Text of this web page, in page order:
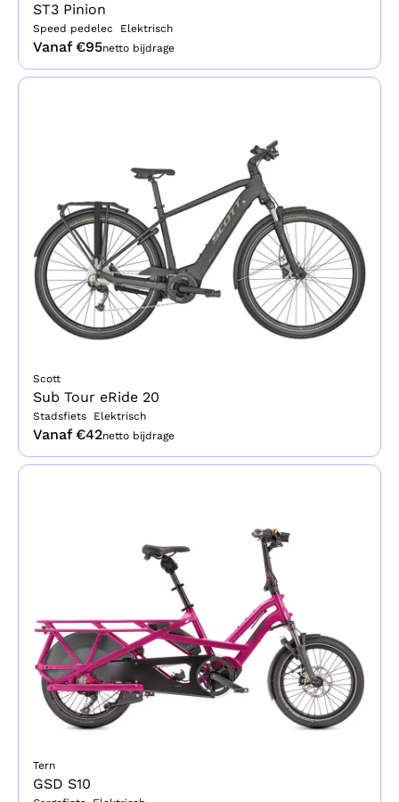
ST3 Pinion
Speed pedelec Elektrisch
Vanaf €95netto bijdrage
Scott
Sub Tour eRide 20
Stadsfiets Elektrisch
Vanaf €42netto bijdrage
Tern
GSD S10